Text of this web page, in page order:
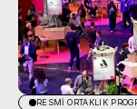
RESMİ ORTAKLIK